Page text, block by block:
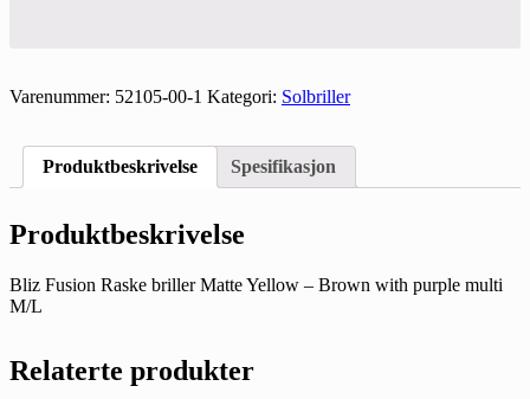
Varenummer: 52105-00-1 Kategori: Solbriller
Produktbeskrivelse Spesifikasjon
Produktbeskrivelse
Bliz Fusion Raske briller Matte Yellow – Brown with purple multi
M/L
Relaterte produkter